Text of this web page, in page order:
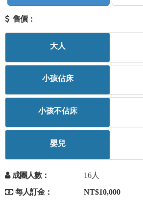
歐洲
售價：
大人
小孩佔床
小孩不佔床
嬰兒
成團人數：
16人
每人訂金：
NT$10,000